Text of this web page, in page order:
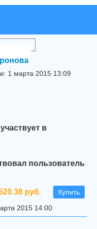
1 марта 2015 13:09
в
пользователь
руб. Купить
2015 14:00